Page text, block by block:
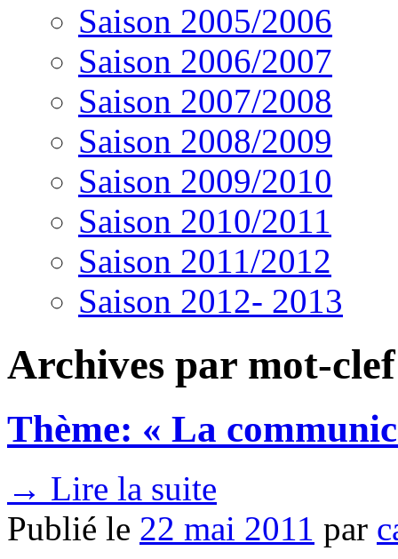
Saison 2005/2006
Saison 2006/2007
Saison 2007/2008
Saison 2008/2009
Saison 2009/2010
Saison 2010/2011
Saison 2011/2012
Saison 2012- 2013
Archives par mot-
Thème: « La
→ Lire la suite
Publié le 22 mai 2011 par